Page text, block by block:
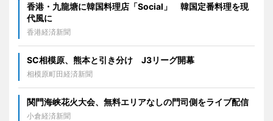
香港・九龍塘に韓国料理店「Social」 韓国定番料理を現
代風に
香港経済新聞
SC相模原、熊本と引き分け J3リーグ開幕
相模原町田経済新聞
関門海峡花火大会、無料エリアなしの門司側をライブ配信
小倉経済新聞